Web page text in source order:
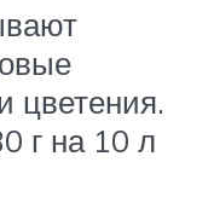
цветения.
г на 10 л